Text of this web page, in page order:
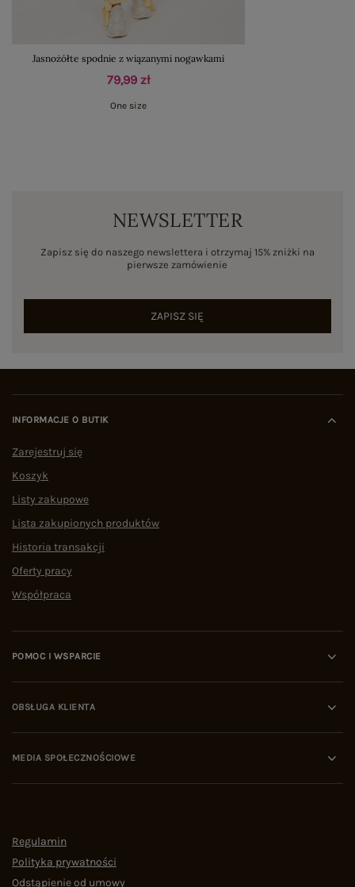
Jasnożółte spodnie z wiązanymi nogawkami
79,99 zł
One size
NEWSLETTER
Zapisz się do naszego newslettera i otrzymaj 15% zniżki na
pierwsze zamówienie
ZAPISZ SIĘ
INFORMACJE O BUTIK
Zarejestruj się
Koszyk
Listy zakupowe
Lista zakupionych produktów
Historia transakcji
Oferty pracy
Współpraca
POMOC I WSPARCIE
OBSŁUGA KLIENTA
MEDIA SPOŁECZNOŚCIOWE
Regulamin
Polityka prywatności
Odstąpienie od umowy